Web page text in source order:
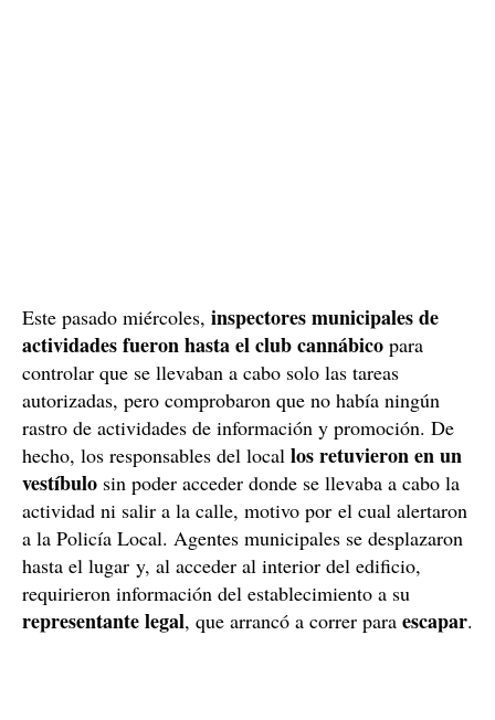
Este pasado miércoles, inspectores municipales de
actividades fueron hasta el club cannábico para
controlar que se llevaban a cabo solo las tareas
autorizadas, pero comprobaron que no había ningún
rastro de actividades de información y promoción. De
hecho, los responsables del local los retuvieron en un
vestíbulo sin poder acceder donde se llevaba a cabo la
actividad ni salir a la calle, motivo por el cual alertaron
a la Policía Local. Agentes municipales se desplazaron
hasta el lugar y, al acceder al interior del edificio,
requirieron información del establecimiento a su
representante legal, que arrancó a correr para escapar.